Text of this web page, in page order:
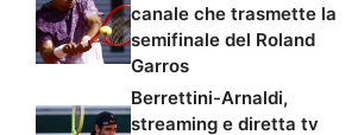
canale che trasmette la
semifinale del Roland
Garros
Berrettini-Arnaldi,
streaming e diretta tv